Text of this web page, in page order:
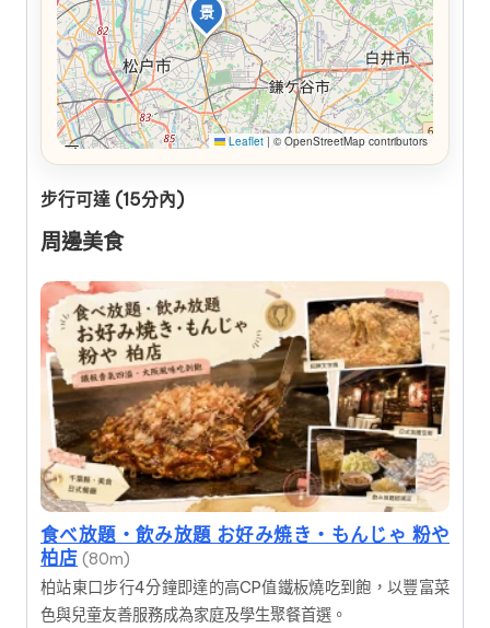
景
Leaflet | © OpenStreetMap contributors
步行可達 (15分內)
周邊美食
食べ放題・飲み放題 お好み焼き・もんじゃ 粉や
柏店 (80m)
柏站東口步行4分鐘即達的高CP值鐵板燒吃到飽，以豐富菜
色與兒童友善服務成為家庭及學生聚餐首選。